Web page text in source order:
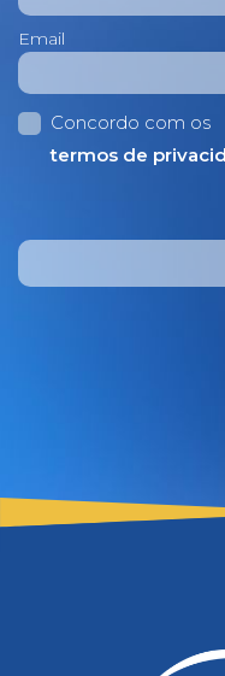
Email
Concordo com os
termos de